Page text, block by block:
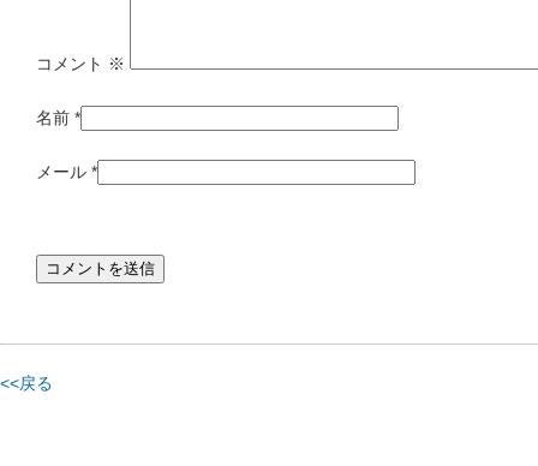
コメント ※
名前 *
メール *
<<戻る